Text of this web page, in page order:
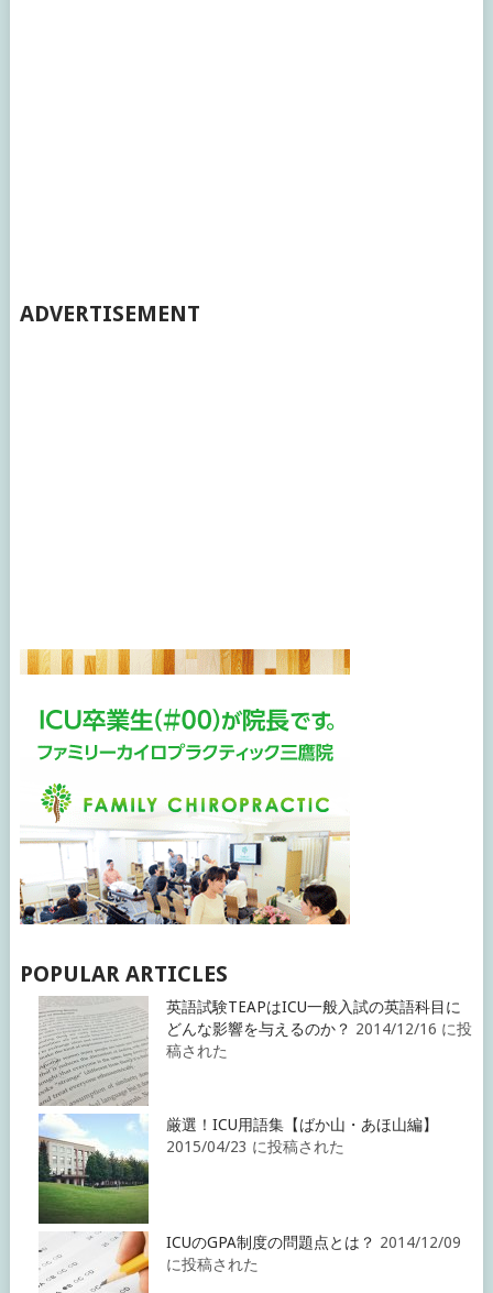
ADVERTISEMENT
POPULAR ARTICLES
英語試験TEAPはICU一般入試の英語科目に
どんな影響を与えるのか？ 2014/12/16 に投
稿された
厳選！ICU用語集【ばか山・あほ山編】
2015/04/23 に投稿された
ICUのGPA制度の問題点とは？ 2014/12/09
に投稿された